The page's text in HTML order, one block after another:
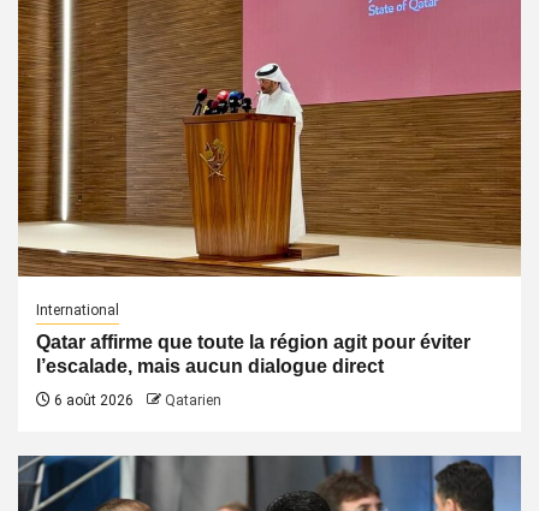
International
Qatar affirme que toute la région agit pour éviter
l’escalade, mais aucun dialogue direct
6 août 2026 Qatarien